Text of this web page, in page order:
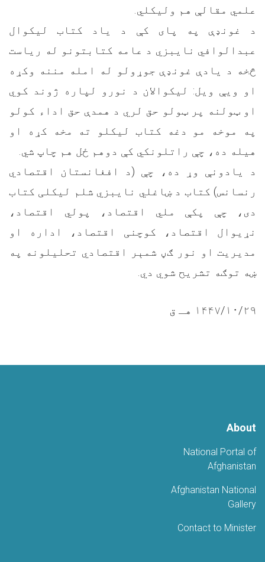
علمي مقالې هم ولیکلي.
د غونډې په پای کې د یاد کتاب لیکوال
عبدالوافي نایبزي د عامه کتابتونو له ریاست
څخه د یادې غونډې جوړولو له امله مننه وکړه
او ویې ویل: لیکوالان د نورو لپاره ژوند کوي
او ټولنه پر ټولو حق لري د همدې حق اداء کولو
په موخه مو دغه کتاب لیکلو ته مخه کړه او
هیله ده، چې راتلونکي کې دوهم ځل هم چاپ شي.
د یادونې وړ ده، چې (د افغانستان اقتصادي
رنسانس) کتاب د ښاغلي نایبزي شلم لیکلی کتاب
دی، چې پکې ملي اقتصاد، پولي اقتصاد،
نړیوال اقتصاد، کوچنی اقتصاد، اداره او
مدیریت او نور ګڼ شمېر اقتصادي تحلیلونه په
ښه توګه تشریح شوي دي.
۱۴۴۷/۱۰/۲۹ هـ ق
About
National Portal of
Afghanistan
Afghanistan National
Gallery
Contact to Minister